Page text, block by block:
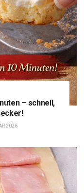
– schnell,
2026